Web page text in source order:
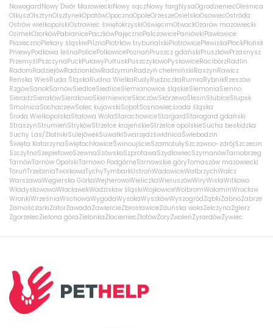
NowogardNowy Dwór MazowieckiNowy sączNowy targNysaOgrodzieniecOleśnica
OlkuszOlsztynOlsztynekOpatówOpocznoOpoleOrzeszeOsielskoOsowiecOstróda
Ostrów wielkopolskiOstrowiec świętokrzyskiOświęcimOtwockOżarów mazowiecki
OzimekOzorkówPabianicePaczkówPajęcznoPalczowicePaniówkiPawłowice
PiasecznoPiekary śląskiePilznoPiotrków trybunalskiPiotrowicePlewiskaPłockPłońsk
PniewyPodkowa leśnaPolicePolkowicePoznańPruszcz gdańskiPruszkówPrzasnysz
PrzemyślPszczynaPuckPuławyPułtuskPuszczykowoPyskowiceRacibórzRadlin
RadomRadziejówRadzionkówRadzyminRadzyń chełmińskiRaszynRawicz
Reńska WieśRuda ŚląskaRudna WielkaRudyRudziczkaRumiaRybnikRzeszów
RzgówSanokSarnówSiedlceSiedliceSiemianowice śląskieSiemoniaSienno
SieradzSierakówSierakowoSkierniewiceSkoczówSkórzewoŚlesinSłubiceSłupsk
SmolnicaSochaczewSolec kujawskiSopotSosnowiecśroda śląska
Środa WielkopolskaStalowa WolaStarachowiceStargardStarogard gdański
StraszynStrumieńStrykówStrzelce krajeńskieStrzelce opolskieSucha beskidzka
Suchy Las/ZłotnikiSulejówekSuwałkiSwarzędzświdnicaŚwiebodzin
Święta KatarzynaŚwiętochłowiceŚwinoujścieSzamotułySzczawno-zdrójSzczecin
SzczytnoSzepietowoSzewnaSzówskoSzprotawaSzydłowiecSzymanówTarnobrzeg
TarnówTarnów OpolskiTarnowo PodgórneTarnowskie góryTomaszów mazowiecki
ToruńTrzebiniaTworkowaTychyTymbarkUstrońWadowiceWałbrzychWałcz
WarszawaWęgierska GórkaWejherowoWieliczkaWieruszówWiryWisłaWitkowo
WładysławowoWłocławekWodzisław śląskiWojkowiceWolbromWołominWrocław
WronkiWrześniaWschowaWygodaWysokaWyszkówWyszogródZąbkiŻabnoZabrze
ZamośćżarkiZatorZawadaZawiercieZbrosławiceZduńska wolaZelczynaZgierz
ZgorzelecZielona góraZielonkaZłocieniecZłotówŻoryZwoleńŻyrardówŻywiec